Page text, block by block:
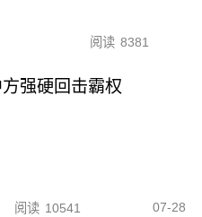
阅读 8381
强硬回击霸权
阅读 10541 07-28